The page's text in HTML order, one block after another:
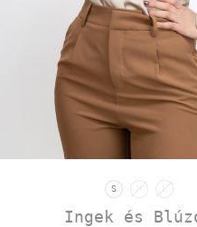
S M L
Ingek és